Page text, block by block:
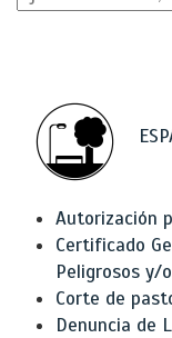
Autorización
Certificado
Peligrosos y/
Corte de
Denuncia de